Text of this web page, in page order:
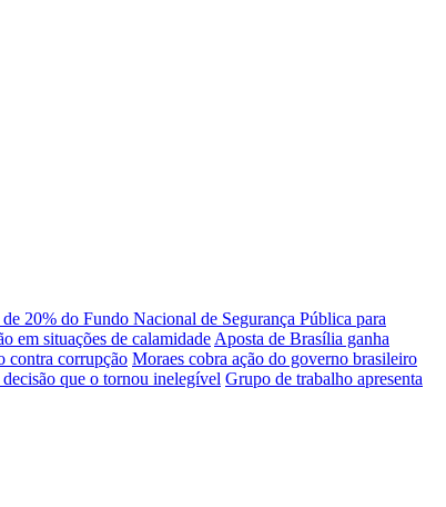
20% do Fundo Nacional de Segurança Pública para
em situações de calamidade Aposta de Brasília ganha
contra corrupção Moraes cobra ação do governo brasileiro
que o tornou inelegível Grupo de trabalho apresenta